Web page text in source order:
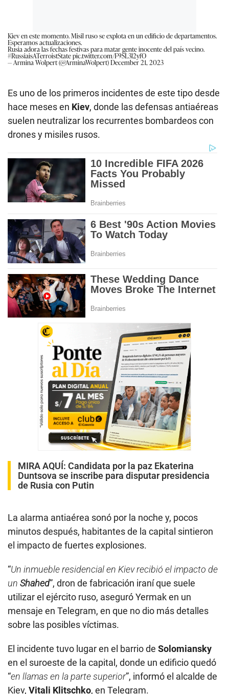
Kiev en este momento. Misil ruso se explota en un edificio de departamentos.
Esperamos actualizaciones.
Rusia adora las fechas festivas para matar gente inocente del país vecino.
#RussiaisATerroistStatepic.twitter.com/F9SL3l2yfO
— Armina Wolpert (@ArminaWolpert)December 21, 2023
Es uno de los primeros incidentes de este tipo desde
hace meses en Kiev, donde las defensas antiaéreas
suelen neutralizar los recurrentes bombardeos con
drones y misiles rusos.
MIRA AQUÍ: Candidata por la paz Ekaterina
Duntsova se inscribe para disputar presidencia
de Rusia con Putin
La alarma antiaérea sonó por la noche y, pocos
minutos después, habitantes de la capital sintieron
el impacto de fuertes explosiones.
“Un inmueble residencial en Kiev recibió el impacto de
un Shahed”, dron de fabricación iraní que suele
utilizar el ejército ruso, aseguró Yermak en un
mensaje en Telegram, en que no dio más detalles
sobre las posibles víctimas.
El incidente tuvo lugar en el barrio de Solomiansky
en el suroeste de la capital, donde un edificio quedó
“en llamas en la parte superior”, informó el alcalde de
Kiev, Vitali Klitschko, en Telegram.